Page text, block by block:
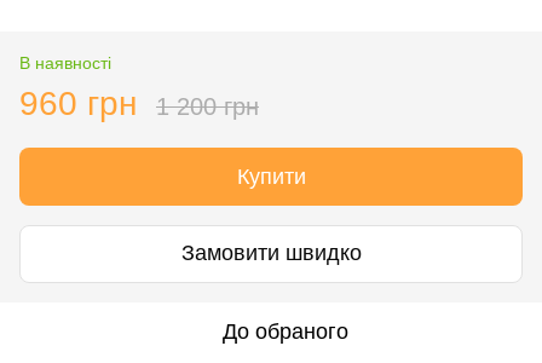
В наявності
960 грн 1 200 грн
Купити
Замовити швидко
До обраного